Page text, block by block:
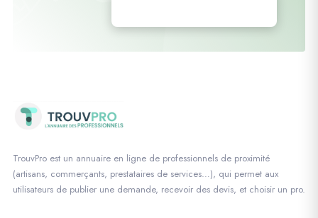
TrouvPro est un annuaire en ligne de professionnels de proximité
(artisans, commerçants, prestataires de services…), qui permet aux
utilisateurs de publier une demande, recevoir des devis, et choisir un pro.